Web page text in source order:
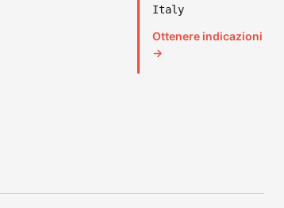
Italy
Ottenere indicazioni
→